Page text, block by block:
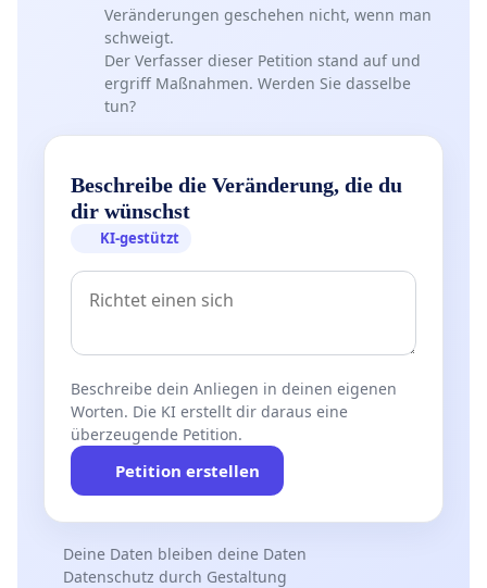
Veränderungen geschehen nicht, wenn man
schweigt.
Der Verfasser dieser Petition stand auf und
ergriff Maßnahmen. Werden Sie dasselbe
tun?
Beschreibe die Veränderung, die du
dir wünschst
KI-gestützt
Beschreibe dein Anliegen in deinen eigenen
Worten. Die KI erstellt dir daraus eine
überzeugende Petition.
Petition erstellen
Deine Daten bleiben deine Daten
Datenschutz durch Gestaltung